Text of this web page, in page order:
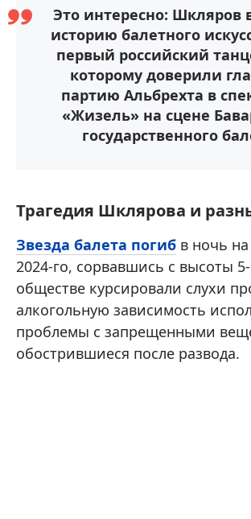
Это интересно: Шкляров
историю балетного
первый российский
которому доверили
партию Альбрехта в
«Жизель» на сцене
государственного
Трагедия Шклярова и
Звезда балета погиб в ночь
2024-го, сорвавшись с высоты
обществе курсировали слухи
алкогольную зависимость
проблемы с запрещенными
обострившиеся после развода.